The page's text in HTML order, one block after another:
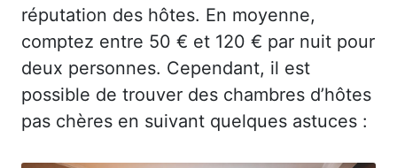
réputation des hôtes. En moyenne,
comptez entre 50 € et 120 € par nuit pour
deux personnes. Cependant, il est
possible de trouver des chambres d’hôtes
pas chères en suivant quelques astuces :